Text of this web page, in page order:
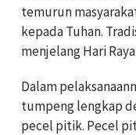
temurun
kepada Tuhan.
menjelang Hari
Dalam
tumpeng lengkap
pecel pitik. Pecel